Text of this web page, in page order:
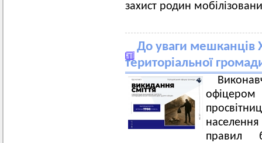
захист родин
До уваги мешканців
територіальної
офіцером
правил